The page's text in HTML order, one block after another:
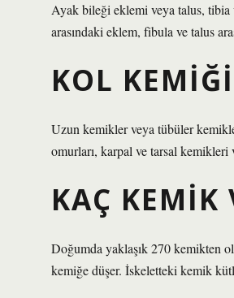
Ayak bileği eklemi veya talus,
arasındaki eklem, fibula ve talus
KOL
Uzun kemikler veya tübüler
omurları, karpal ve tarsal kemikleri
KAÇ KEMIK
Doğumda yaklaşık 270 kemikten
kemiğe düşer. İskeletteki kemik